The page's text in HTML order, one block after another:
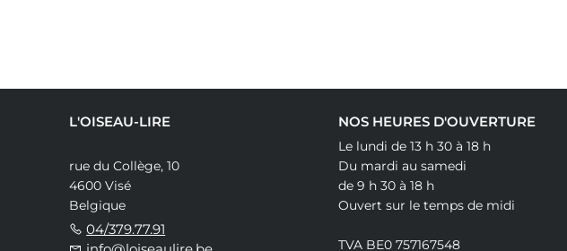
L'OISEAU-LIRE
rue du Collège, 10
4600 Visé
Belgique
04/379.77.91
NOS HEURES D'OUVERTURE
Le lundi de 13 h 30 à 18 h
Du mardi au samedi
de 9 h 30 à 18 h
Ouvert sur le temps de midi
TVA BE0 757167548